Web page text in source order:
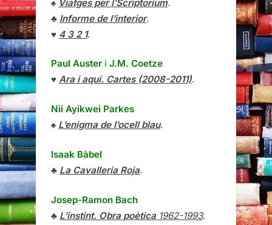
♠ Viatges per l’Scriptorium.
♣ Informe de l’interior.
♥ 4 3 2 1.
Paul Auster i J.M. Coetze
♥ Ara i aquí. Cartes (2008-2011).
Nii Ayikwei Parkes
♠ L’enigma de l’ocell blau.
Isaak Bàbel
♣ La Cavalleria Roja.
Josep-Ramon Bach
♣ L’instint. Obra poètica1962-1993.